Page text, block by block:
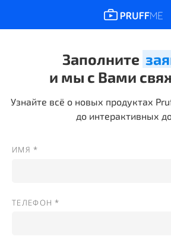
Заполните
и мы с Вами
Узнайте всё о новых продуктах
до интерактивных
ИМЯ *
ТЕЛЕФОН *